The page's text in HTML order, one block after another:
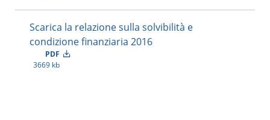
Scarica la relazione sulla solvibilità e
condizione finanziaria 2016
PDF
3669 kb